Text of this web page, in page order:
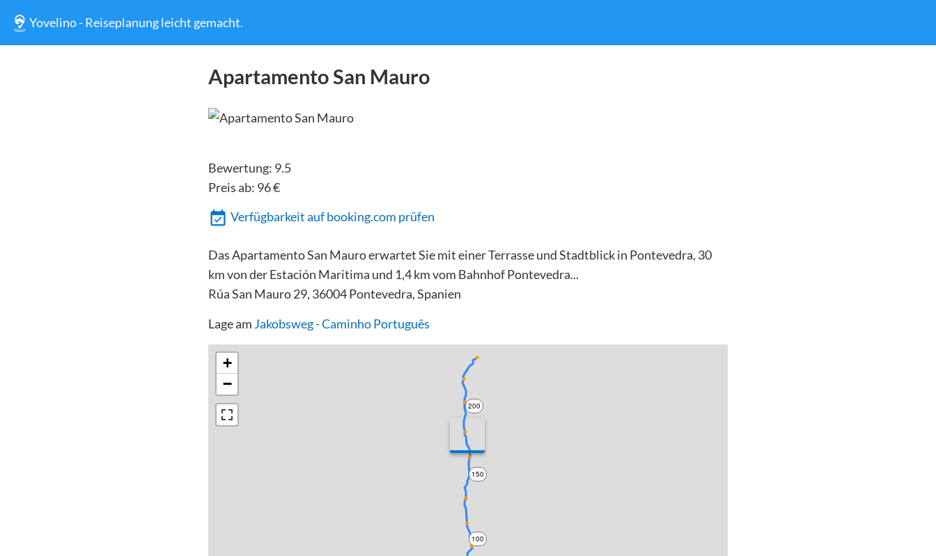
Yovelino - Reiseplanung leicht gemacht.
Apartamento San Mauro
Bewertung: 9.5
Preis ab: 96€
Verfügbarkeit auf booking.com prüfen
Das Apartamento San Mauro erwartet Sie mit einer Terrasse und Stadtblick in Pontevedra, 30
km von der Estación Maritima und 1,4 km vom Bahnhof Pontevedra...
Rúa San Mauro 29, 36004 Pontevedra, Spanien
Lage am Jakobsweg - Caminho Português
100
150
200
+
−